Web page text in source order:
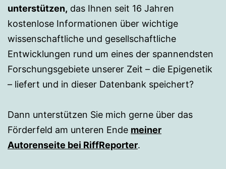
unterstützen, das Ihnen seit 16 Jahren
kostenlose Informationen über wichtige
wissenschaftliche und gesellschaftliche
Entwicklungen rund um eines der spannendsten
Forschungsgebiete unserer Zeit – die Epigenetik
– liefert und in dieser Datenbank speichert?
Dann unterstützen Sie mich gerne über das
Förderfeld am unteren Ende meiner
Autorenseite bei RiffReporter.